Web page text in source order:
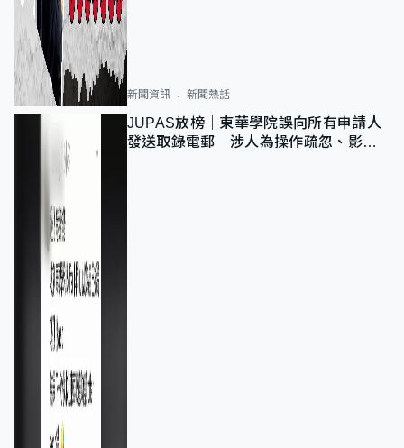
新聞資訊 新聞熱話
JUPAS放榜｜東華學院誤向所有申請人
發送取錄電郵 涉人為操作疏忽、影響